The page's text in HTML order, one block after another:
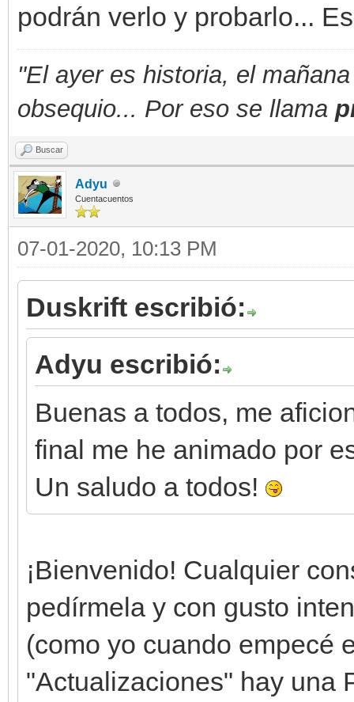
podrán verlo y probarlo...
"El ayer es historia, el
obsequio... Por eso se llama
Buscar
Adyu
Cuentacuentos
07-01-2020, 10:13 PM
Duskrift escribió:
Adyu escribió:
Buenas a todos, me
final me he animado por
Un saludo a todos!
¡Bienvenido! Cualquier
pedírmela y con gusto
(como yo cuando empecé
"Actualizaciones" hay una